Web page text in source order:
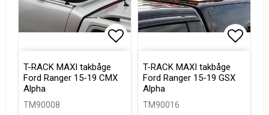
T-RACK MAXI takbåge
Ford Ranger 15-19 CMX
Alpha
TM90008
T-RACK MAXI takbåge
Ford Ranger 15-19 GSX
Alpha
TM90016